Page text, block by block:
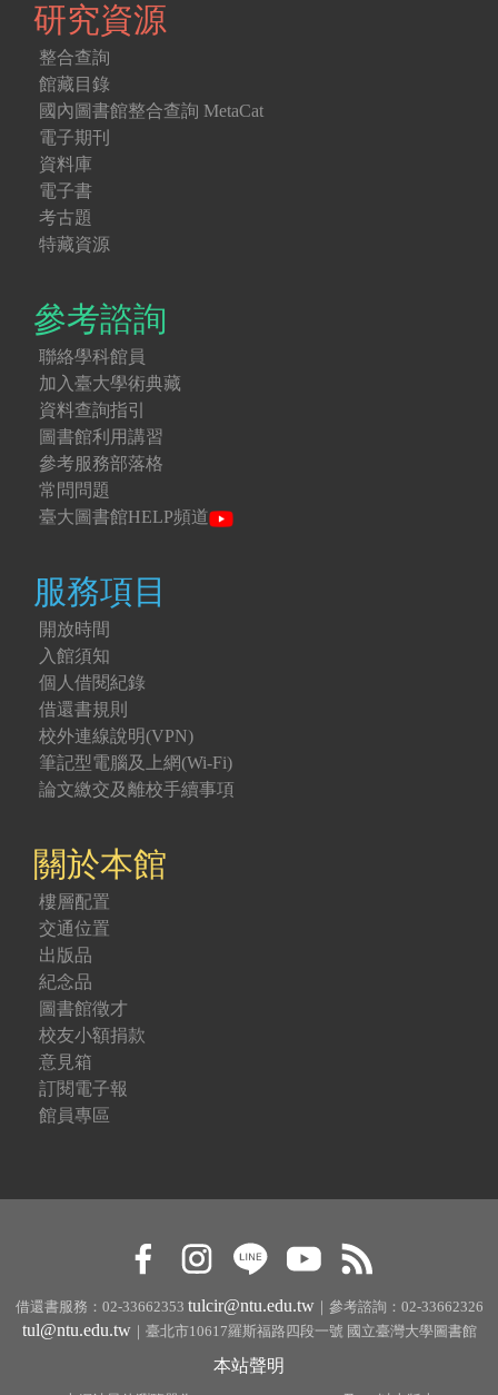
研究資源
整合查詢
館藏目錄
國內圖書館整合查詢 MetaCat
電子期刊
資料庫
電子書
考古題
特藏資源
參考諮詢
聯絡學科館員
加入臺大學術典藏
資料查詢指引
圖書館利用講習
參考服務部落格
常問問題
臺大圖書館HELP頻道
服務項目
開放時間
入館須知
個人借閱紀錄
借還書規則
校外連線說明(VPN)
筆記型電腦及上網(Wi-Fi)
論文繳交及離校手續事項
關於本館
樓層配置
交通位置
出版品
紀念品
圖書館徵才
校友小額捐款
意見箱
訂閱電子報
館員專區
借還書服務：02-33662353 tulcir@ntu.edu.tw｜參考諮詢：02-33662326
tul@ntu.edu.tw｜臺北市10617羅斯福路四段一號 國立臺灣大學圖書館
本站聲明